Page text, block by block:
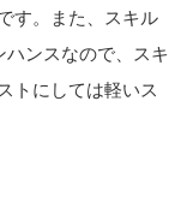
す。また、スキル
ンスなので、スキ
トにしては軽いス